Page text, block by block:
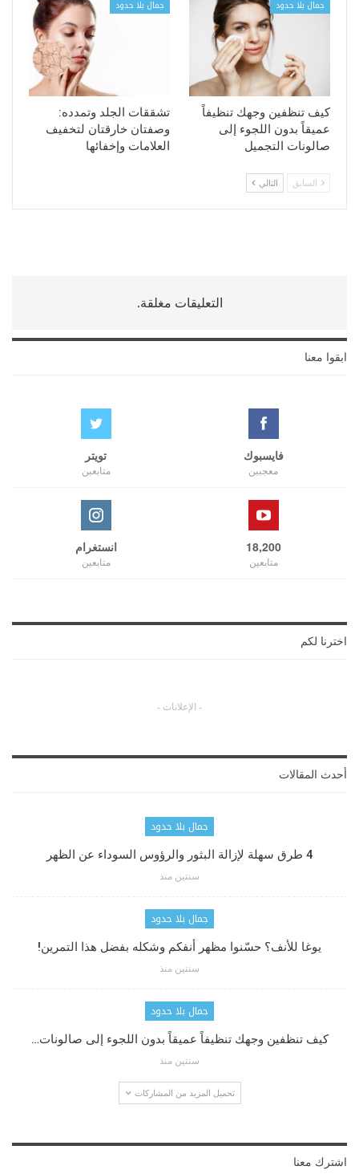
جمال بلا حدود
كيف تنظفين وجهك تنظيفاً
عميقاً بدون اللجوء إلى
صالونات التجميل
جمال بلا حدود
تشققات الجلد وتمدده:
وصفتان خارقتان لتخفيف
العلامات وإخفائها
السابق التالي
التعليقات مغلقة.
ابقوا معنا
فايسبوك
معجبين
تويتر
متابعين
18,200
متابعين
انستغرام
متابعين
اخترنا لكم
- الإعلانات -
أحدث المقالات
جمال بلا حدود
4 طرق سهلة لإزالة البثور والرؤوس السوداء عن الظهر
سنتين منذ
جمال بلا حدود
يوغا للأنف؟ حسّنوا مظهر أنفكم وشكله بفضل هذا التمرين!
سنتين منذ
جمال بلا حدود
كيف تنظفين وجهك تنظيفاً عميقاً بدون اللجوء إلى صالونات…
سنتين منذ
تحميل المزيد من المشاركات
اشترك معنا